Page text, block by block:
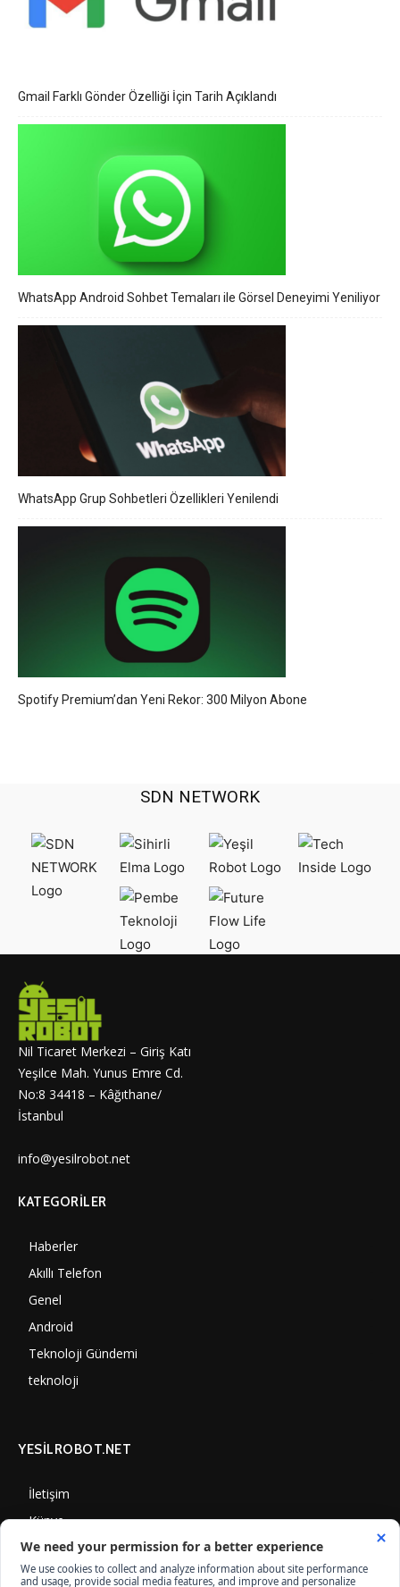
Gmail Farklı Gönder Özelliği İçin Tarih Açıklandı
WhatsApp Android Sohbet Temaları ile Görsel Deneyimi Yeniliyor
WhatsApp Grup Sohbetleri Özellikleri Yenilendi
Spotify Premium’dan Yeni Rekor: 300 Milyon Abone
SDN NETWORK
Nil Ticaret Merkezi – Giriş Katı
Yeşilce Mah. Yunus Emre Cd.
No:8 34418 – Kâğıthane/
İstanbul
info@yesilrobot.net
KATEGORILER
Haberler
Akıllı Telefon
Genel
Android
Teknoloji Gündemi
teknoloji
YESİLROBOT.NET
İletişim
Künye
Gizlilik Politikası
Çerez Kullanımı